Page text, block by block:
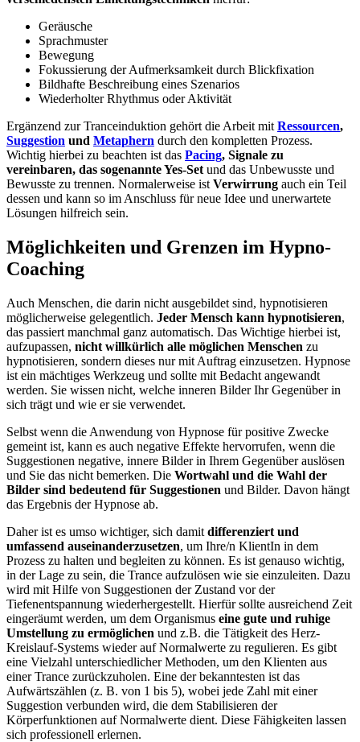
Geräusche
Sprachmuster
Bewegung
Fokussierung der Aufmerksamkeit durch Blickfixation
Bildhafte Beschreibung eines Szenarios
Wiederholter Rhythmus oder Aktivität
Ergänzend zur Tranceinduktion gehört die Arbeit mit Ressourcen,
Suggestion und Metaphern durch den kompletten Prozess.
Wichtig hierbei zu beachten ist das Pacing, Signale zu
vereinbaren, das sogenannte Yes-Set und das Unbewusste und
Bewusste zu trennen. Normalerweise ist Verwirrung auch ein Teil
dessen und kann so im Anschluss für neue Idee und unerwartete
Lösungen hilfreich sein.
Möglichkeiten und Grenzen im Hypno-
Coaching
Auch Menschen, die darin nicht ausgebildet sind, hypnotisieren
möglicherweise gelegentlich. Jeder Mensch kann hypnotisieren,
das passiert manchmal ganz automatisch. Das Wichtige hierbei ist,
aufzupassen, nicht willkürlich alle möglichen Menschen zu
hypnotisieren, sondern dieses nur mit Auftrag einzusetzen. Hypnose
ist ein mächtiges Werkzeug und sollte mit Bedacht angewandt
werden. Sie wissen nicht, welche inneren Bilder Ihr Gegenüber in
sich trägt und wie er sie verwendet.
Selbst wenn die Anwendung von Hypnose für positive Zwecke
gemeint ist, kann es auch negative Effekte hervorrufen, wenn die
Suggestionen negative, innere Bilder in Ihrem Gegenüber auslösen
und Sie das nicht bemerken. Die Wortwahl und die Wahl der
Bilder sind bedeutend für Suggestionen und Bilder. Davon hängt
das Ergebnis der Hypnose ab.
Daher ist es umso wichtiger, sich damit differenziert und
umfassend auseinanderzusetzen, um Ihre/n KlientIn in dem
Prozess zu halten und begleiten zu können. Es ist genauso wichtig,
in der Lage zu sein, die Trance aufzulösen wie sie einzuleiten. Dazu
wird mit Hilfe von Suggestionen der Zustand vor der
Tiefenentspannung wiederhergestellt. Hierfür sollte ausreichend Zeit
eingeräumt werden, um dem Organismus eine gute und ruhige
Umstellung zu ermöglichen und z.B. die Tätigkeit des Herz-
Kreislauf-Systems wieder auf Normalwerte zu regulieren. Es gibt
eine Vielzahl unterschiedlicher Methoden, um den Klienten aus
einer Trance zurückzuholen. Eine der bekanntesten ist das
Aufwärtszählen (z. B. von 1 bis 5), wobei jede Zahl mit einer
Suggestion verbunden wird, die dem Stabilisieren der
Körperfunktionen auf Normalwerte dient. Diese Fähigkeiten lassen
sich professionell erlernen.